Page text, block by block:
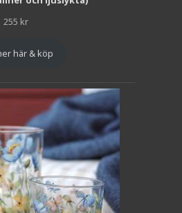
255 kr
här & köp